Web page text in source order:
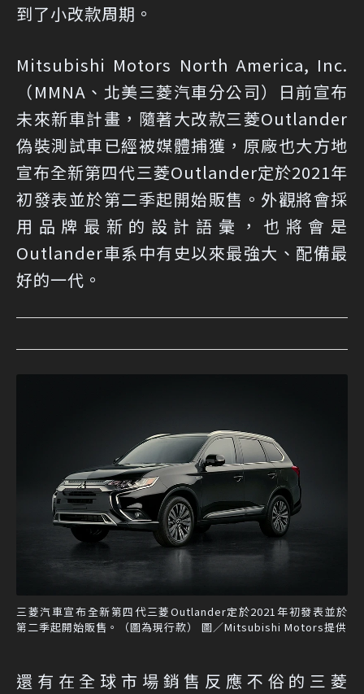
到了小改款周期。
Mitsubishi Motors North America, Inc.
（MMNA、北美三菱汽車分公司）日前宣布
未來新車計畫，隨著大改款三菱Outlander
偽裝測試車已經被媒體捕獲，原廠也大方地
宣布全新第四代三菱Outlander定於2021年
初發表並於第二季起開始販售。外觀將會採
用品牌最新的設計語彙，也將會是
Outlander車系中有史以來最強大、配備最
好的一代。
三菱汽車宣布全新第四代三菱Outlander定於2021年初發表並於
第二季起開始販售。（圖為現行款） 圖／Mitsubishi Motors提供
還有在全球市場銷售反應不俗的三菱